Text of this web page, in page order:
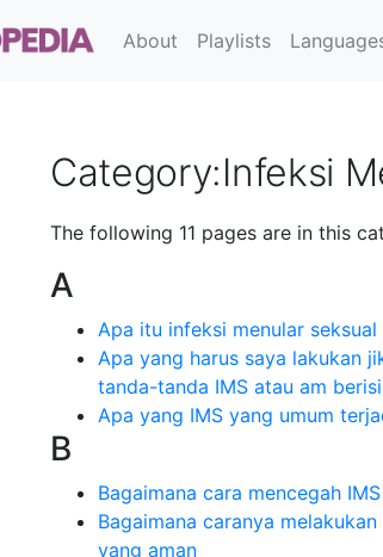
About Playlists
Category:Infeksi
The following 11 pages are in this
A
Apa itu infeksi menular seksual
Apa yang harus saya lakukan
tanda-tanda IMS atau am
Apa yang IMS yang umum
B
Bagaimana cara mencegah IMS
Bagaimana caranya
yang aman